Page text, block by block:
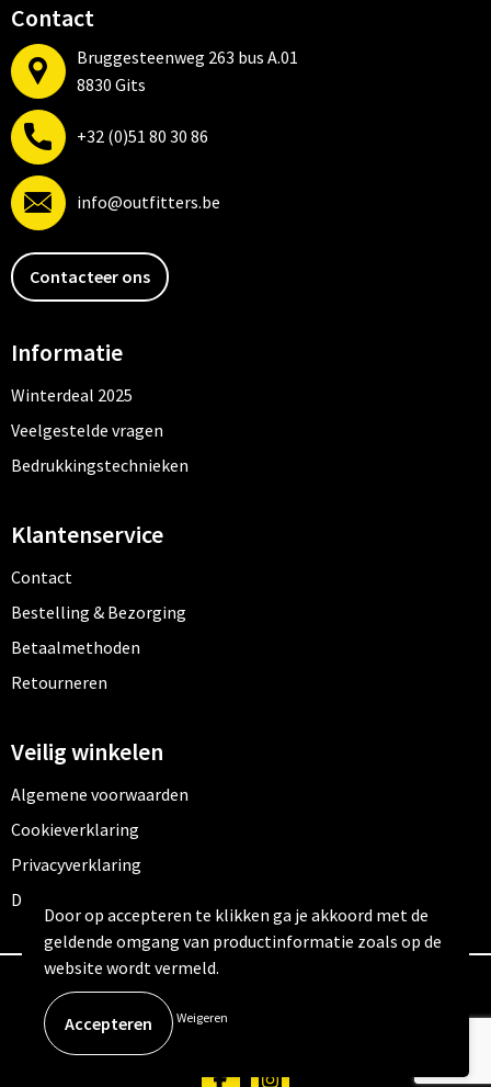
Contact
Bruggesteenweg 263 bus A.01
8830 Gits
+32 (0)51 80 30 86
info@outfitters.be
Contacteer ons
Informatie
Winterdeal 2025
Veelgestelde vragen
Bedrukkingstechnieken
Klantenservice
Contact
Bestelling & Bezorging
Betaalmethoden
Retourneren
Veilig winkelen
Algemene voorwaarden
Cookieverklaring
Privacyverklaring
Disclaimer
© Copyright Outfitters 2026
Door op accepteren te klikken ga je akkoord met de
geldende omgang van productinformatie zoals op de
website wordt vermeld.
Weigeren